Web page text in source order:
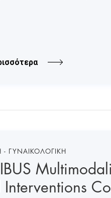
- ΓΥΝΑΙΚΟΛΟΓΙΚΗ